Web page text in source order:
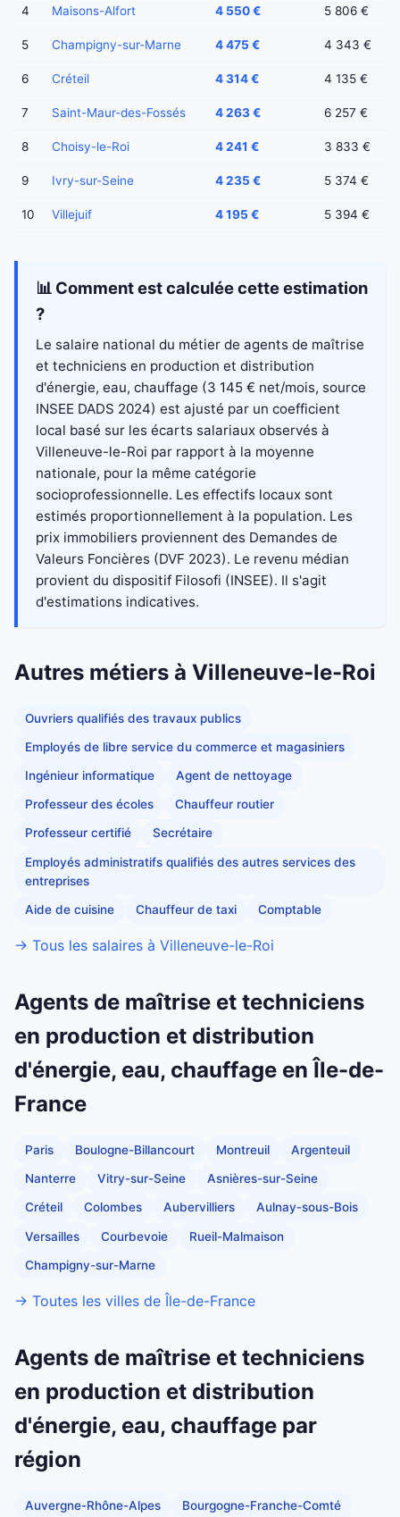
4 Maisons-Alfort 4 550 € 5 806 €
5 Champigny-sur-Marne 4 475 € 4 343 €
6 Créteil 4 314 € 4 135 €
7 Saint-Maur-des-Fossés 4 263 € 6 257 €
8 Choisy-le-Roi 4 241 € 3 833 €
9 Ivry-sur-Seine 4 235 € 5 374 €
10 Villejuif 4 195 € 5 394 €
📊 Comment est calculée cette estimation
?
Le salaire national du métier de agents de maîtrise
et techniciens en production et distribution
d'énergie, eau, chauffage (3 145 € net/mois, source
INSEE DADS 2024) est ajusté par un coefficient
local basé sur les écarts salariaux observés à
Villeneuve-le-Roi par rapport à la moyenne
nationale, pour la même catégorie
socioprofessionnelle. Les effectifs locaux sont
estimés proportionnellement à la population. Les
prix immobiliers proviennent des Demandes de
Valeurs Foncières (DVF 2023). Le revenu médian
provient du dispositif Filosofi (INSEE). Il s'agit
d'estimations indicatives.
Autres métiers à Villeneuve-le-Roi
Ouvriers qualifiés des travaux publics
Employés de libre service du commerce et magasiniers
Ingénieur informatique Agent de nettoyage
Professeur des écoles Chauffeur routier
Professeur certifié Secrétaire
Employés administratifs qualifiés des autres services des
entreprises
Aide de cuisine Chauffeur de taxi Comptable
→ Tous les salaires à Villeneuve-le-Roi
Agents de maîtrise et techniciens
en production et distribution
d'énergie, eau, chauffage en Île-de-
France
Paris Boulogne-Billancourt Montreuil Argenteuil
Nanterre Vitry-sur-Seine Asnières-sur-Seine
Créteil Colombes Aubervilliers Aulnay-sous-Bois
Versailles Courbevoie Rueil-Malmaison
Champigny-sur-Marne
→ Toutes les villes de Île-de-France
Agents de maîtrise et techniciens
en production et distribution
d'énergie, eau, chauffage par
région
Auvergne-Rhône-Alpes Bourgogne-Franche-Comté